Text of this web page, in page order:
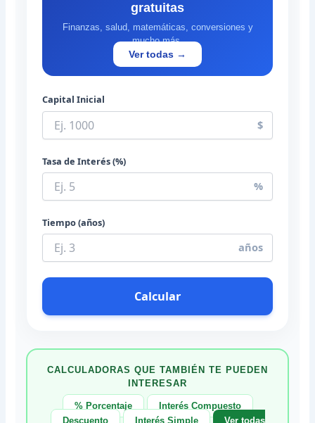
gratuitas
Finanzas, salud, matemáticas, conversiones y
mucho más.
Ver todas →
Capital Inicial
$
Tasa de Interés (%)
%
Tiempo (años)
años
Calcular
CALCULADORAS QUE TAMBIÉN TE PUEDEN
INTERESAR
% Porcentaje
Interés Compuesto
Descuento
Interés Simple
Ver todas